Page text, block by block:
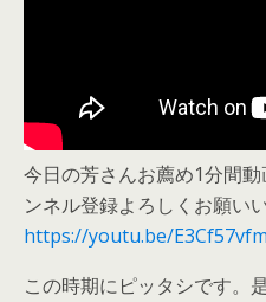
今日の芳さんお薦め1分間
ンネル登録よろしくお願い
https://youtu.be/
この時期にピッタシです。